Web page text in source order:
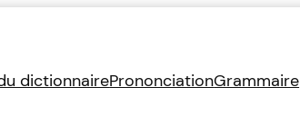
dictionnairePrononciationGrammaire